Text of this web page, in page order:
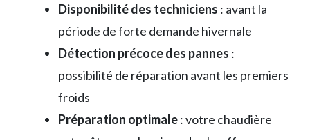
Disponibilité des techniciens : avant la
période de forte demande hivernale
Détection précoce des pannes :
possibilité de réparation avant les premiers
froids
Préparation optimale: votre chaudière